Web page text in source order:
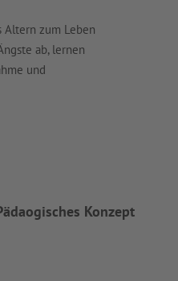
Altern zum Leben
ab, lernen
und
Konzept